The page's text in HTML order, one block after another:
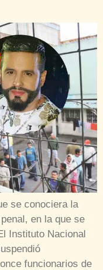
se conociera la
en la que se
Nacional
funcionarios de